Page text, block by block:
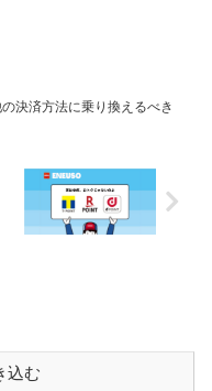
決済方法に乗り換えるべき
込む